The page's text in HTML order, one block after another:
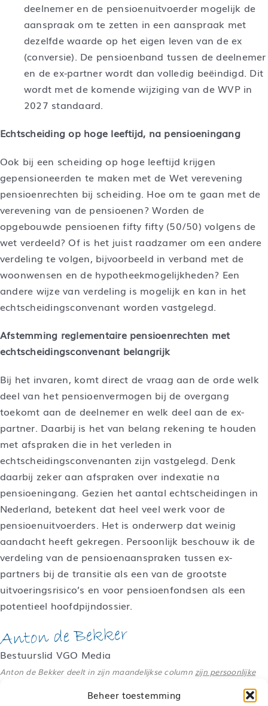
Beheer toestemming
deelnemer en de pensioenuitvoerder mogelijk de
aanspraak om te zetten in een aanspraak met
dezelfde waarde op het eigen leven van de ex
(conversie). De pensioenband tussen de deelnemer
en de ex-partner wordt dan volledig beëindigd. Dit
wordt met de komende wijziging van de WVP in
2027 standaard.
Echtscheiding op hoge leeftijd, na pensioeningang
Ook bij een scheiding op hoge leeftijd krijgen
gepensioneerden te maken met de Wet verevening
pensioenrechten bij scheiding. Hoe om te gaan met de
verevening van de pensioenen? Worden de
opgebouwde pensioenen fifty fifty (50/50) volgens de
wet verdeeld? Of is het juist raadzamer om een andere
verdeling te volgen, bijvoorbeeld in verband met de
woonwensen en de hypotheekmogelijkheden? Een
andere wijze van verdeling is mogelijk en kan in het
echtscheidingsconvenant worden vastgelegd.
Afstemming reglementaire pensioenrechten met
echtscheidingsconvenant belangrijk
Bij het invaren, komt direct de vraag aan de orde welk
deel van het pensioenvermogen bij de overgang
toekomt aan de deelnemer en welk deel aan de ex-
partner. Daarbij is het van belang rekening te houden
met afspraken die in het verleden in
echtscheidingsconvenanten zijn vastgelegd. Denk
daarbij zeker aan afspraken over indexatie na
pensioeningang. Gezien het aantal echtscheidingen in
Nederland, betekent dat heel veel werk voor de
pensioenuitvoerders. Het is onderwerp dat weinig
aandacht heeft gekregen. Persoonlijk beschouw ik de
verdeling van de pensioenaanspraken tussen ex-
partners bij de transitie als een van de grootste
uitvoeringsrisico’s en voor pensioenfondsen als een
potentieel hoofdpijndossier.
Bestuurslid VGO Media
Anton de Bekker deelt in zijn maandelijkse column zijn persoonlijke